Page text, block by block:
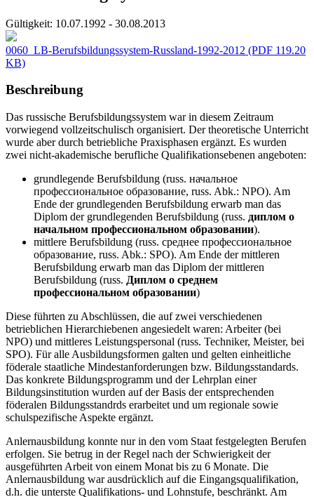
Gültigkeit: 10.07.1992 - 30.08.2013
0060_LB-Berufsbildungssystem-Russland-1992-2012 (PDF 119.20
KB)
Beschreibung
Das russische Berufsbildungssystem war in diesem Zeitraum
vorwiegend vollzeitschulisch organisiert. Der theoretische Unterricht
wurde aber durch betriebliche Praxisphasen ergänzt. Es wurden
zwei nicht-akademische berufliche Qualifikationsebenen angeboten:
grundlegende Berufsbildung (russ. начальное
профессиональное образование, russ. Abk.: NPO). Am
Ende der grundlegenden Berufsbildung erwarb man das
Diplom der grundlegenden Berufsbildung (russ. диплом о
начальном профессиональном образовании).
mittlere Berufsbildung (russ. среднее профессиональное
образование, russ. Abk.: SPO). Am Ende der mittleren
Berufsbildung erwarb man das Diplom der mittleren
Berufsbildung (russ. Диплом о среднем
профессиональном образовании)
Diese führten zu Abschlüssen, die auf zwei verschiedenen
betrieblichen Hierarchiebenen angesiedelt waren: Arbeiter (bei
NPO) und mittleres Leistungspersonal (russ. Techniker, Meister, bei
SPO). Für alle Ausbildungsformen galten und gelten einheitliche
föderale staatliche Mindestanforderungen bzw. Bildungsstandards.
Das konkrete Bildungsprogramm und der Lehrplan einer
Bildungsinstitution wurden auf der Basis der entsprechenden
föderalen Bildungsstandrds erarbeitet und um regionale sowie
schulspezifische Aspekte ergänzt.
Anlernausbildung konnte nur in den vom Staat festgelegten Berufen
erfolgen. Sie betrug in der Regel nach der Schwierigkeit der
ausgeführten Arbeit von einem Monat bis zu 6 Monate. Die
Anlernausbildung war ausdrücklich auf die Eingangsqualifikation,
d.h. die unterste Qualifikations- und Lohnstufe, beschränkt. Am